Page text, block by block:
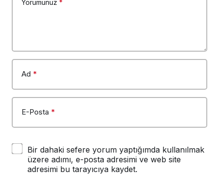
Yorumunuz *
Ad *
E-Posta *
Bir dahaki sefere yorum yaptığımda kullanılmak
üzere adımı, e-posta adresimi ve web site
adresimi bu tarayıcıya kaydet.